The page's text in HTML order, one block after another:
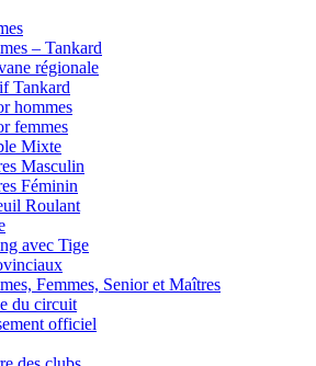
– Tankard
régionale
Tankard
hommes
femmes
Mixte
Masculin
Féminin
Roulant
avec Tige
Femmes, Senior et Maîtres
du circuit
officiel